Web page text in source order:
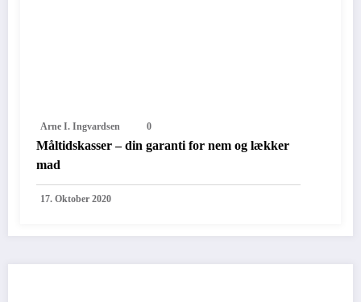
Arne I. Ingvardsen 0
Måltidskasser – din garanti for nem og lækker
mad
17. Oktober 2020